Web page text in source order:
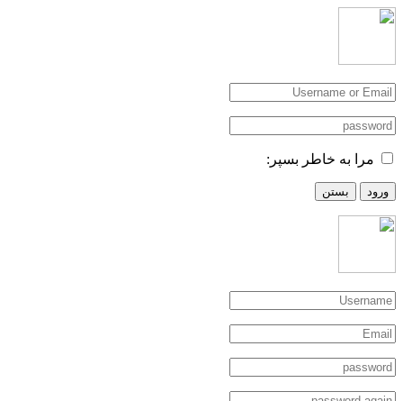
مرا به خاطر بسپر:
ورود بستن